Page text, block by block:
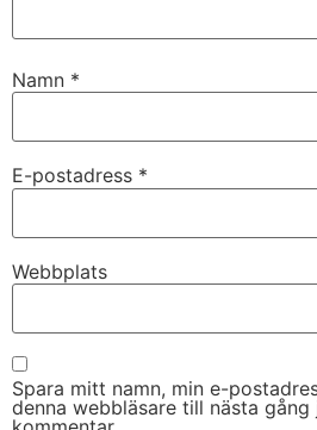
Namn *
E-postadress *
Webbplats
Spara mitt namn, min e-
denna webbläsare till nästa
välja bort. De
fungera.